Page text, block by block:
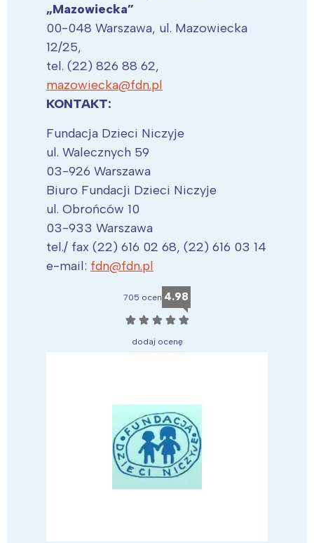
„Mazowiecka”
00-048 Warszawa, ul. Mazowiecka
12/25,
tel. (22) 826 88 62,
mazowiecka@fdn.pl
KONTAKT:
Fundacja Dzieci Niczyje
ul. Walecznych 59
03-926 Warszawa
Biuro Fundacji Dzieci Niczyje
ul. Obrońców 10
03-933 Warszawa
tel./ fax (22) 616 02 68, (22) 616 03 14
e-mail: fdn@fdn.pl
705 ocen 4.98
☆ ☆ ☆ ☆ ☆
dodaj ocenę